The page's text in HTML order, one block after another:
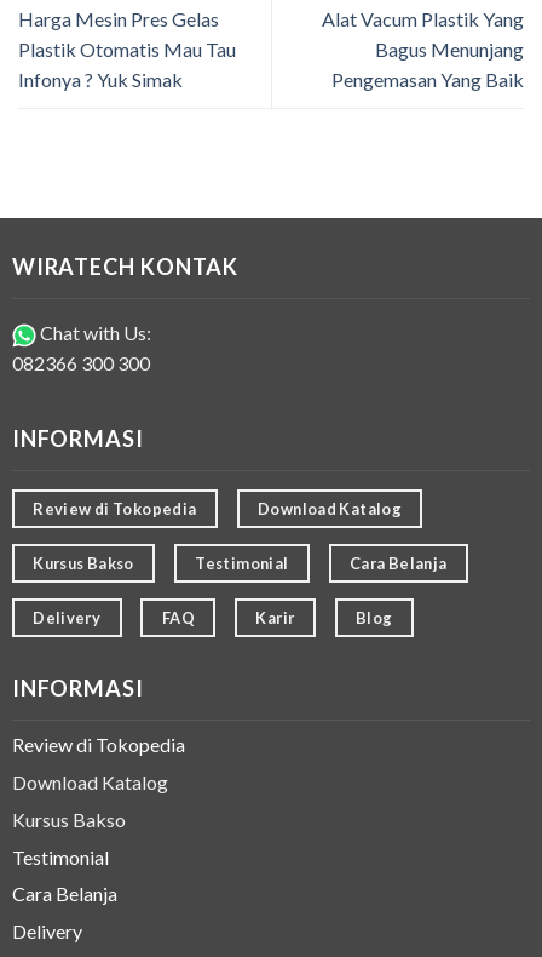
Harga Mesin Pres Gelas
Plastik Otomatis Mau Tau
Infonya ? Yuk Simak
Alat Vacum Plastik Yang
Bagus Menunjang
Pengemasan Yang Baik
WIRATECH KONTAK
Chat with Us:
082366 300 300
INFORMASI
Review di Tokopedia Download Katalog
Kursus Bakso Testimonial Cara Belanja
Delivery FAQ Karir Blog
INFORMASI
Review di Tokopedia
Download Katalog
Kursus Bakso
Testimonial
Cara Belanja
Delivery